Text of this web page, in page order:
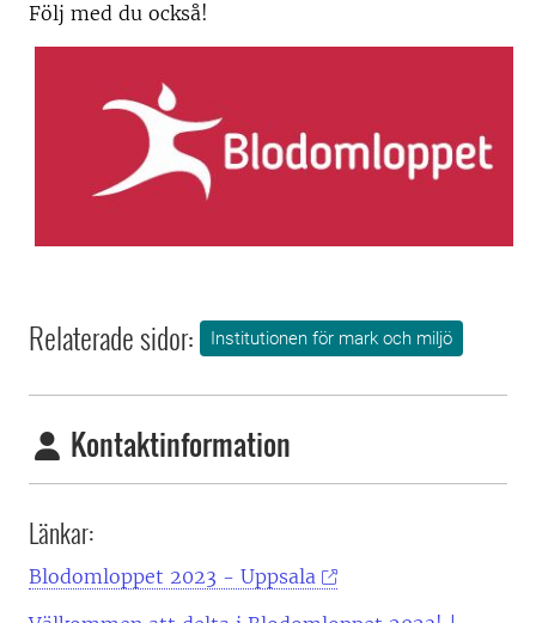
Följ med du också!
Relaterade sidor: Institutionen för mark och miljö
Kontaktinformation
Länkar:
Blodomloppet 2023 - Uppsala